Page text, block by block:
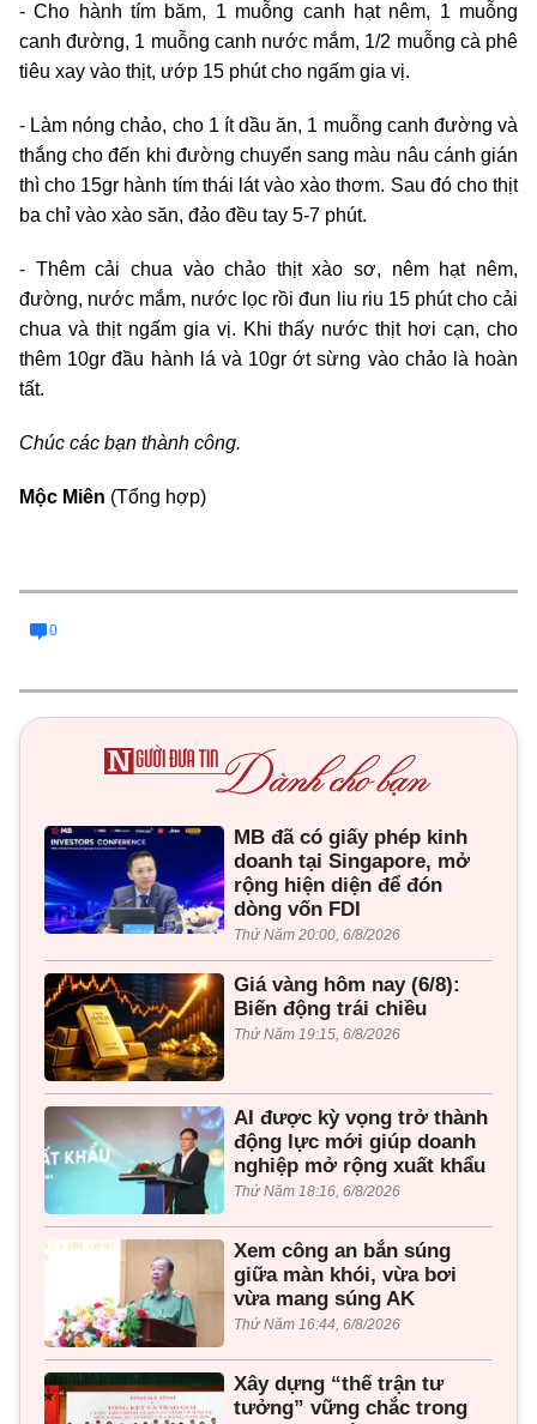
- Cho hành tím băm, 1 muỗng canh hạt nêm, 1 muỗng
canh đường, 1 muỗng canh nước mắm, 1/2 muỗng cà phê
tiêu xay vào thịt, ướp 15 phút cho ngấm gia vị.
- Làm nóng chảo, cho 1 ít dầu ăn, 1 muỗng canh đường và
thắng cho đến khi đường chuyển sang màu nâu cánh gián
thì cho 15gr hành tím thái lát vào xào thơm. Sau đó cho thịt
ba chỉ vào xào săn, đảo đều tay 5-7 phút.
- Thêm cải chua vào chảo thịt xào sơ, nêm hạt nêm,
đường, nước mắm, nước lọc rồi đun liu riu 15 phút cho cải
chua và thịt ngấm gia vị. Khi thấy nước thịt hơi cạn, cho
thêm 10gr đầu hành lá và 10gr ớt sừng vào chảo là hoàn
tất.
Chúc các bạn thành công.
Mộc Miên (Tổng hợp)
0
MB đã có giấy phép kinh
doanh tại Singapore, mở
rộng hiện diện để đón
dòng vốn FDI
Thứ Năm 20:00, 6/8/2026
Giá vàng hôm nay (6/8):
Biến động trái chiều
Thứ Năm 19:15, 6/8/2026
AI được kỳ vọng trở thành
động lực mới giúp doanh
nghiệp mở rộng xuất khẩu
Thứ Năm 18:16, 6/8/2026
Xem công an bắn súng
giữa màn khói, vừa bơi
vừa mang súng AK
Thứ Năm 16:44, 6/8/2026
Xây dựng “thế trận tư
tưởng” vững chắc trong